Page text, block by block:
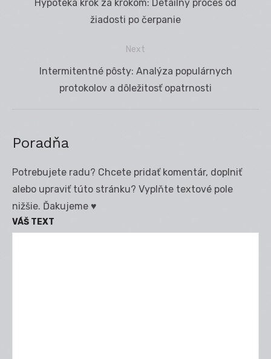
Previous
Hypotéka krok za krokom: Detailný proces od
žiadosti po čerpanie
Next
Intermitentné pôsty: Analýza populárnych
protokolov a dôležitosť opatrnosti
Poradňa
Potrebujete radu? Chcete pridať komentár, doplniť
alebo upraviť túto stránku? Vyplňte textové pole
nižšie. Ďakujeme ♥
VÁŠ TEXT